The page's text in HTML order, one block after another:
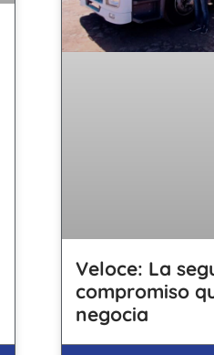
Veloce: La
compromiso
negocia